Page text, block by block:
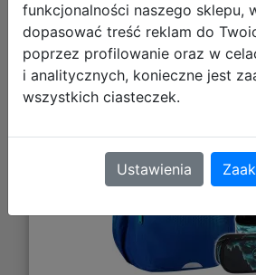
CoolPack Zestaw
Ocean 3el. Plecak
E70509 + Piórnik
funkcjonalności naszego sklepu,
dopasować treść reklam do
poprzez profilowanie oraz w
i analitycznych, konieczne jest
wszystkich ciasteczek.
Ustawienia